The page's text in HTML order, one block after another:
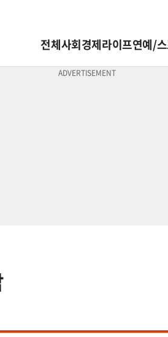
전체사회경제라이프연예/